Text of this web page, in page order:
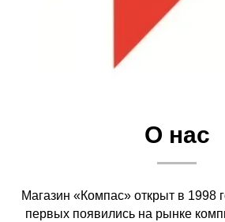
О нас
Магазин «Компас» открыт в 1998
первых появились на рынке